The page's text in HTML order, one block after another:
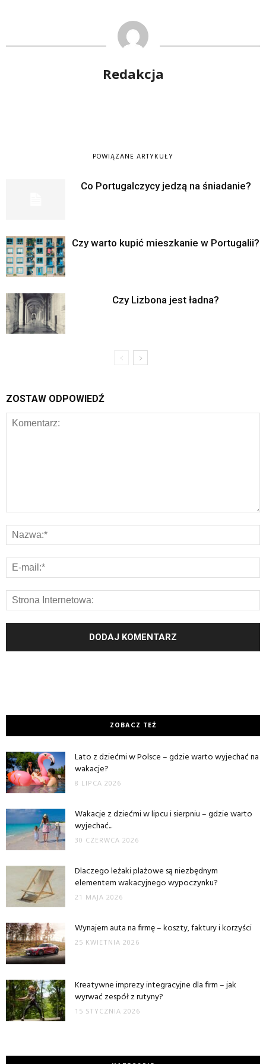
Redakcja
POWIĄZANE ARTYKUŁY
Co Portugalczycy jedzą na śniadanie?
Czy warto kupić mieszkanie w Portugalii?
Czy Lizbona jest ładna?
ZOSTAW ODPOWIEDŹ
ZOBACZ TEŻ
Lato z dziećmi w Polsce – gdzie warto wyjechać na
wakacje?
8 LIPCA 2026
Wakacje z dziećmi w lipcu i sierpniu – gdzie warto
wyjechać...
30 CZERWCA 2026
Dlaczego leżaki plażowe są niezbędnym
elementem wakacyjnego wypoczynku?
21 MAJA 2026
Wynajem auta na firmę – koszty, faktury i korzyści
25 KWIETNIA 2026
Kreatywne imprezy integracyjne dla firm – jak
wyrwać zespół z rutyny?
15 STYCZNIA 2026